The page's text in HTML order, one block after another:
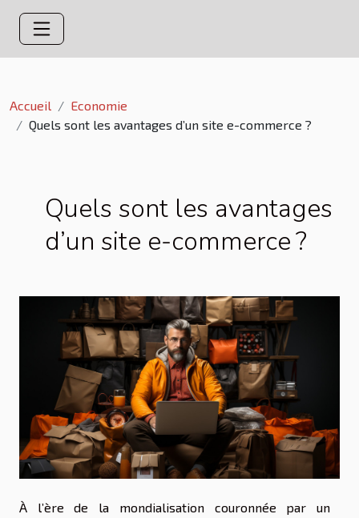
Accueil
Economie
Quels sont les avantages d’un site e-commerce ?
Quels sont les avantages
d’un site e-commerce ?
À l’ère de la mondialisation couronnée par un